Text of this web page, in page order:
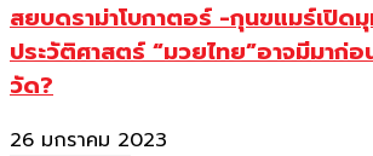
สยบดราม่าโบกาตอร์ -กุนขแมร์เปิด
ประวัติศาสตร์ “มวยไทย”อาจมีมาก่
วัด?
26 มกราคม 2023